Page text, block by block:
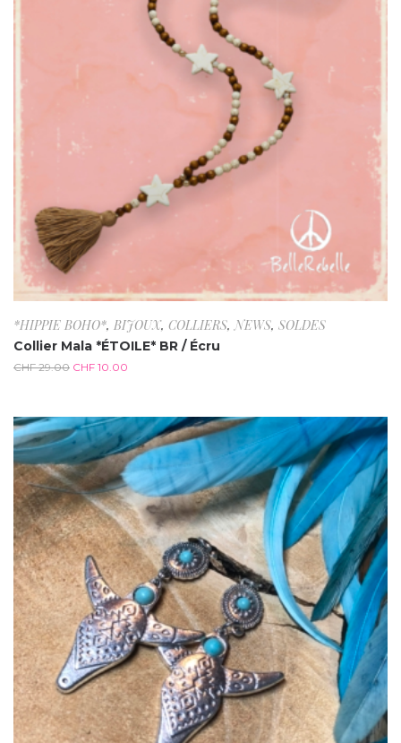
*HIPPIE BOHO*, BIJOUX, COLLIERS,NEWS, SOLDES
Collier Mala *ÉTOILE* BR / Écru
CHF29.00 CHF 10.00